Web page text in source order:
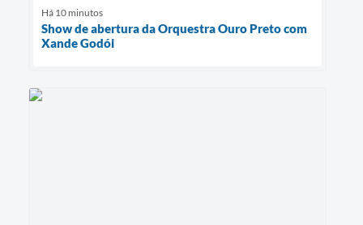
Há 10 minutos
Show de abertura da Orquestra Ouro Preto com
Xande Godói